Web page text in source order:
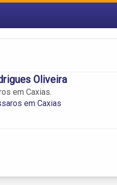
Oliveira
em Caxias.
em Caxias